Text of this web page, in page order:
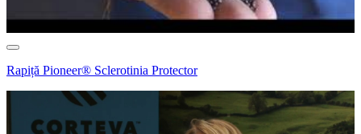
Rapiță Pioneer® Sclerotinia Protector